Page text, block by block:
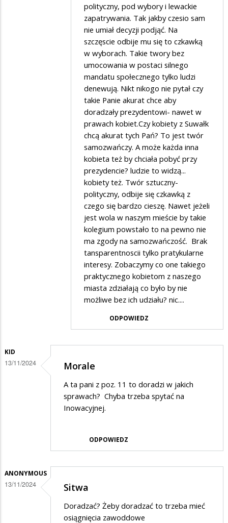
polityczny, pod wybory i lewackie
zapatrywania. Tak jakby czesio sam
nie umiał decyzji podjąć. Na
szczęscie odbije mu się to czkawką
w wyborach. Takie twory bez
umocowania w postaci silnego
mandatu społecznego tylko ludzi
denewują. Nikt nikogo nie pytał czy
takie Panie akurat chce aby
doradzały prezydentowi- nawet w
prawach kobiet.Czy kobiety z Suwałk
chcą akurat tych Pań? To jest twór
samozwańczy. A może każda inna
kobieta też by chciała pobyć przy
prezydencie? ludzie to widzą...
kobiety też. Twór sztuczny-
polityczny, odbije się czkawką z
czego się bardzo cieszę. Nawet jeżeli
jest wola w naszym mieście by takie
kolegium powstało to na pewno nie
ma zgody na samozwańczość. Brak
tansparentnoscii tylko pratykularne
interesy. Zobaczymy co one takiego
praktycznego kobietom z naszego
miasta zdziałają co było by nie
możliwe bez ich udziału? nic....
ODPOWIEDZ
KID
13/11/2024 Morale
A ta pani z poz. 11 to doradzi w jakich
sprawach? Chyba trzeba spytać na
Inowacyjnej.
ODPOWIEDZ
ANONYMOUS
13/11/2024 Sitwa
Doradzać? Żeby doradzać to trzeba mieć
osiągnięcia zawoddowe